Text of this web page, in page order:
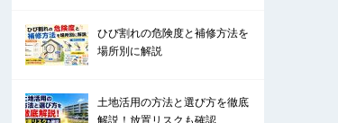
ひび割れの危険度と補修方法を
場所別に解説
土地活用の方法と選び方を徹底
解説！放置リスクも確認